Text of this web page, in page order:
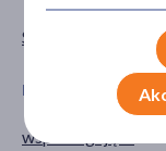
Suplement diety
DZIAŁANIE/
wspomagające